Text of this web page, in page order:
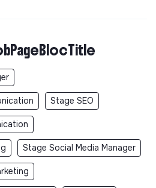
Stage SEO
Stage Social Media Manager